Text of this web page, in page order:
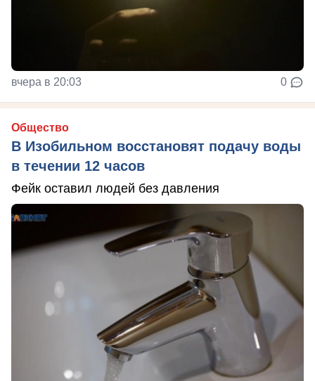
вчера в 20:03 0
Общество
В Изобильном восстановят подачу воды
в течении 12 часов
Фейк оставил людей без давления